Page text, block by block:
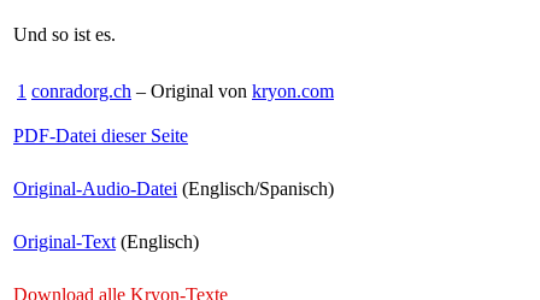
Und so ist es.
1 conradorg.ch – Original von kryon.com
PDF-Datei dieser Seite
Original-Audio-Datei (Englisch/Spanisch)
Original-Text (Englisch)
Download alle Kryon-Texte